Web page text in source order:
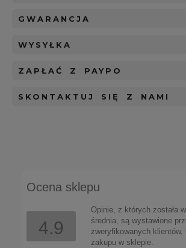
GWARANCJA
WYSYŁKA
ZAPŁAĆ Z PAYPO
SKONTAKTUJ SIĘ Z NAMI
Ocena sklepu
4.9
Opinie, z których została
średnia, są wystawione
zweryfikowanych klientów,
zakupu w sklepie.